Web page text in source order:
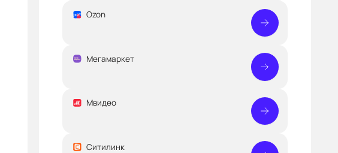
Ozon
Мегамаркет
Мвидео
Ситилинк